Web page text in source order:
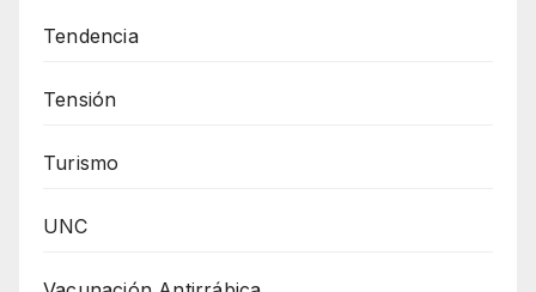
Tendencia
Tensión
Turismo
UNC